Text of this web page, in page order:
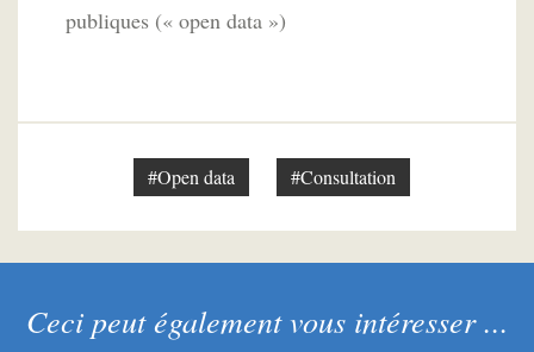
publiques (« open data »)
#Open data #Consultation
Ceci peut également vous intéresser ...